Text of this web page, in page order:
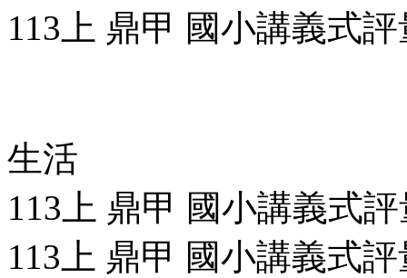
113上 鼎甲 國小講義式
生活
113上 鼎甲 國小講義式
113上 鼎甲 國小講義式